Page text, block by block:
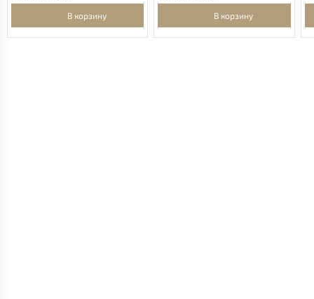
В корзину В корзину